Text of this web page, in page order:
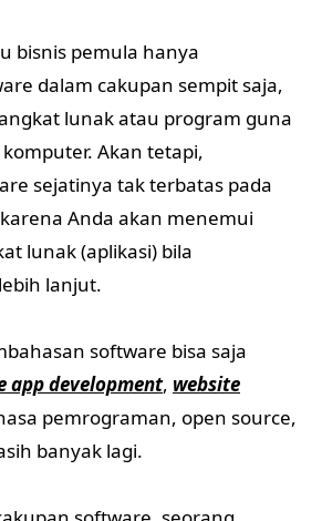
bisnis pemula hanya
dalam cakupan sempit saja,
lunak atau program guna
Akan tetapi,
sejatinya tak terbatas pada
Anda akan menemui
lunak (aplikasi) bila
lanjut.
software bisa saja
app development, website
pemrograman, open source,
banyak lagi.